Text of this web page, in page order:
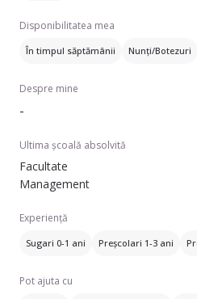
Disponibilitatea mea
În timpul săptămânii Nunți/Botezuri
Despre mine
-
Ultima școală absolvită
Facultate
Management
Experiență
Sugari 0-1 ani Preșcolari 1-3 ani
Pot ajuta cu